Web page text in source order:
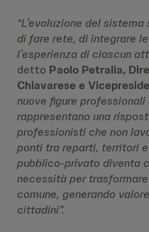
“L’evoluzione del
di fare rete, di integrare
l’esperienza di ciascun
detto Paolo Petralia,
Chiavarese e
nuove figure
rappresentano una
professionisti che non
ponti tra reparti, territori
pubblico-privato diventa
necessità per trasformare
comune, generando
cittadini”.